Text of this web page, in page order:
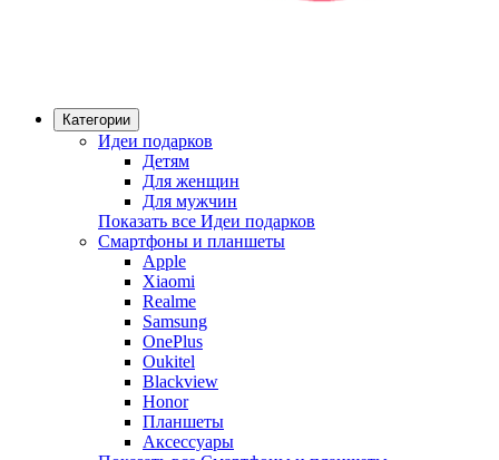
Категории
Идеи подарков
Детям
Для женщин
Для мужчин
Показать все Идеи подарков
Смартфоны и планшеты
Apple
Xiaomi
Realme
Samsung
OnePlus
Oukitel
Blackview
Honor
Планшеты
Аксессуары